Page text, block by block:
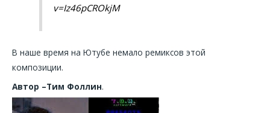
v=Iz46pCROkjM
В наше время на Ютубе немало ремиксов этой
композиции.
Автор –Тим Фоллин.